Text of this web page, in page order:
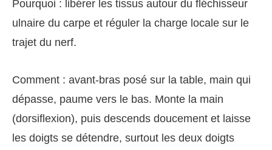
Pourquoi : libérer les tissus autour du fléchisseur
ulnaire du carpe et réguler la charge locale sur le
trajet du nerf.
Comment : avant‑bras posé sur la table, main qui
dépasse, paume vers le bas. Monte la main
(dorsiflexion), puis descends doucement et laisse
les doigts se détendre, surtout les deux doigts